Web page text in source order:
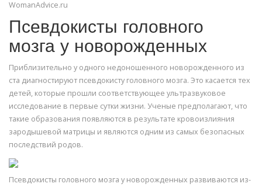
WomanAdvice.ru
Псевдокисты головного
мозга у новорожденных
Приблизительно у одного недоношенного новорожденного из
ста диагностируют псевдокисту головного мозга. Это касается тех
детей, которые прошли соответствующее ультразвуковое
исследование в первые сутки жизни. Ученые предполагают, что
такие образования появляются в результате кровоизлияния
зародышевой матрицы и являются одним из самых безопасных
последствий родов.
Псевдокисты головного мозга у новорожденных развиваются из-